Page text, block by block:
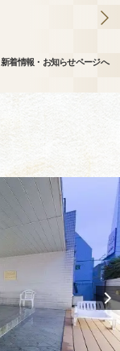
新着情報・お知らせページへ